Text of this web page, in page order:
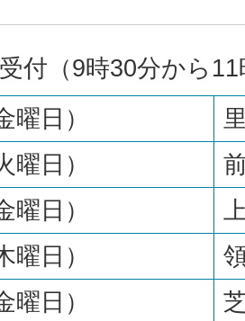
付（9時30分から
曜日）
曜日）
曜日）
曜日）
曜日）